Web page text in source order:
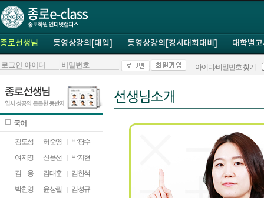
종로선생님 동영상강의[대입] 동영상강의[경시대회대비] 대학별
아이디/비밀번호 찾기
국어
김도성 허준영
박평수
여지영
신용선
박지현
김
웅 김태훈
김한석
박찬영
윤상필
김성규